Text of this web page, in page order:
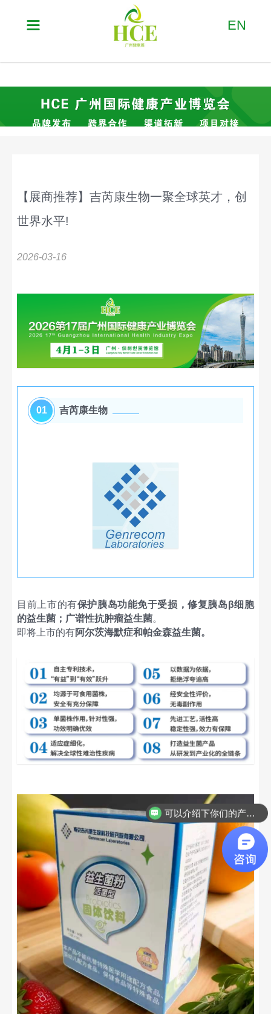
 EN
【展商推荐】吉芮康生物一聚全球英才，创
世界水平!
2026-03-16
01 吉芮康生物
目前上市的有保护胰岛功能免于受损，修复胰岛β细胞
的益生菌；广谱性抗肿瘤益生菌。
即将上市的有阿尔茨海默症和帕金森益生菌。
可以介绍下你们的产品么？